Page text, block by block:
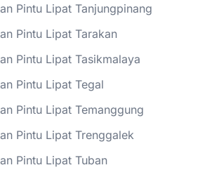
Pintu Lipat Tanjungpinang
Pintu Lipat Tarakan
Pintu Lipat Tasikmalaya
Pintu Lipat Tegal
Pintu Lipat Temanggung
Pintu Lipat Trenggalek
Pintu Lipat Tuban